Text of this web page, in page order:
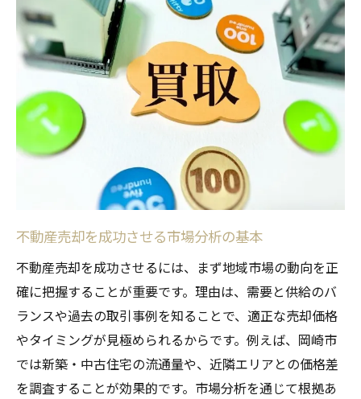
利に
地域密着型エージェントが不動産売却に強
い理由
エージェント選びで不動産売却が変わるポ
イント
不動産売却に適したサポート内容の見極め
不動産売却で後悔しないパートナー選択術
不動産売却に地域特性を活かす戦略とは
岡崎市の不動産売却市場動向を徹底解説
早期売却を叶える地域情報の活用ポイント
豊田市との比較で見える売却のコツと注意
点
不動産売却に役立つエリア特性の見抜き方
不動産売却を成功させる市場分析の基本
不動産売却を成功させるには、まず地域市場の動向を正
確に把握することが重要です。理由は、需要と供給のバ
ランスや過去の取引事例を知ることで、適正な売却価格
やタイミングが見極められるからです。例えば、岡崎市
では新築・中古住宅の流通量や、近隣エリアとの価格差
を調査することが効果的です。市場分析を通じて根拠あ